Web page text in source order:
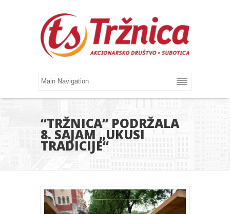
“TRŽNICA“ PODRŽALA
8. SAJAM „UKUSI
TRADICIJE“